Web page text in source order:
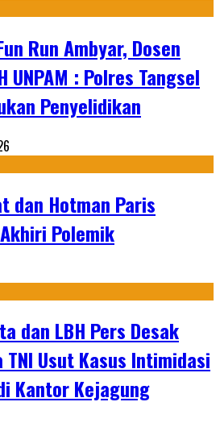
Run Ambyar, Dosen
UNPAM : Polres Tangsel
Penyelidikan
dan Hotman Paris
Polemik
dan LBH Pers Desak
TNI Usut Kasus Intimidasi
Kantor Kejagung